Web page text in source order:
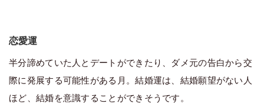
恋愛運
半分諦めていた人とデートができたり、ダメ元の告白から交
際に発展する可能性がある月。結婚運は、結婚願望がない人
ほど、結婚を意識することができそうです。